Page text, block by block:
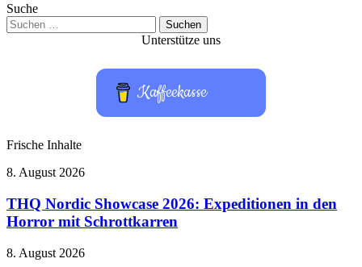
Suche
Suchen
nach:
Unterstütze uns
Kaffeekasse
Frische Inhalte
THQ
Showcase
2026:
Expeditionen
den
8. August 2026
THQ Nordic Showcase 2026: Expeditionen in den
Horror mit Schrottkarren
The
8. August 2026